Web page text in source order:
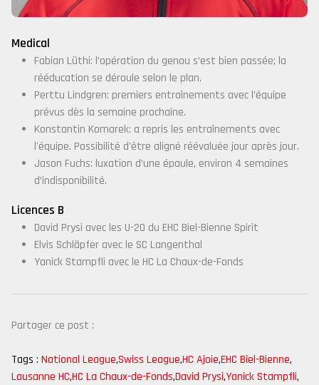
Medical
Fabian Lüthi: l’opération du genou s’est bien passée; la
rééducation se déroule selon le plan.
Perttu Lindgren: premiers entraînements avec l’équipe
prévus dès la semaine prochaine.
Konstantin Komarek: a repris les entraînements avec
l'équipe. Possibilité d'être aligné réévaluée jour après jour.
Jason Fuchs: luxation d’une épaule, environ 4 semaines
d’indisponibilité.
Licences B
David Prysi avec les U-20 du EHC Biel-Bienne Spirit
Elvis Schläpfer avec le SC Langenthal
Yanick Stampfli avec le HC La Chaux-de-Fonds
Partager ce post :
Tags : National League,Swiss League,HC Ajoie,EHC Biel-Bienne,
Lausanne HC,HC La Chaux-de-Fonds,David Prysi,Yanick Stampfli,